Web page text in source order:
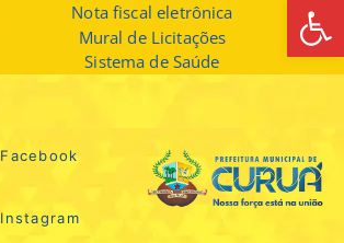
Nota fiscal eletrônica
Mural de Licitações
Sistema de Saúde
Facebook
Instagram